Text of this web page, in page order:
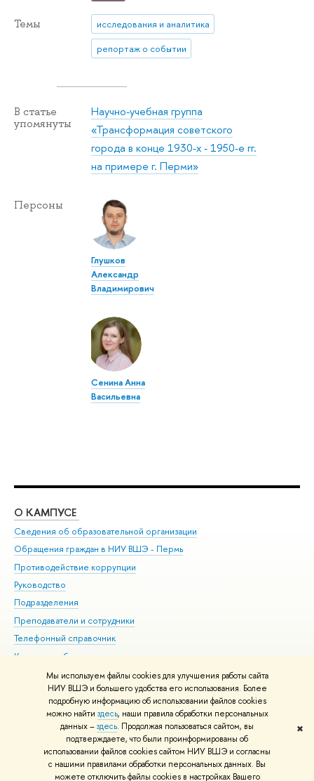
Мы используем файлы cookies для улучшения работы сайта
НИУ ВШЭ и большего удобства его использования. Более
подробную информацию об использовании файлов cookies
можно найти здесь, наши правила обработки персональных
данных –здесь. Продолжая пользоваться сайтом, вы
подтверждаете, что были проинформированы об
использовании файлов cookies сайтом НИУ ВШЭ и согласны
с нашими правилами обработки персональных данных. Вы
можете отключить файлы cookies в настройках Вашего
✖
Темы
исследования и аналитика
репортаж о событии
В статье
упомянуты
Научно-учебная группа
«Трансформация советского
города в конце 1930-х - 1950-е гг.
на примере г. Перми»
Персоны
Глушков
Александр
Владимирович
Сенина Анна
Васильевна
О КАМПУСЕ
Сведения об образовательной организации
Обращения граждан в НИУ ВШЭ - Пермь
Противодействие коррупции
Руководство
Подразделения
Преподаватели и сотрудники
Телефонный справочник
Корпуса и общежития
ВШЭ для студентов с ограниченными возможностями
здоровья и инвалидностью
Единая платежная страница
© НИУ ВШЭ 1993–2026 Условия использования материалов Адреса
и контакты Карта сайта
Шрифты HSE Sans и HSE Slab разработаны вШколе дизайна НИУ ВШЭ